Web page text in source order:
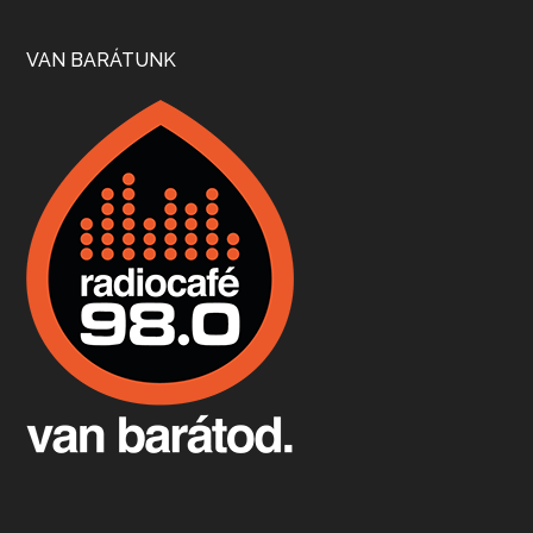
Boston, teadélután, bab és homár
Apr 9, 2026 • 00:37:17
Fermentáljunk, a testünk meghálálja!
Apr 3, 2026 • 00:36:07
VAN BARÁTUNK